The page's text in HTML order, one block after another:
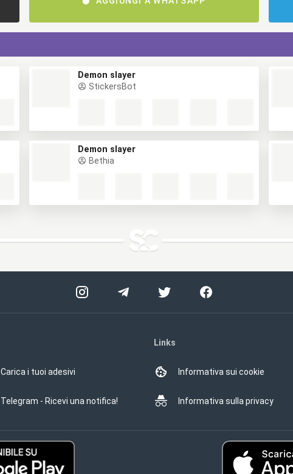
Demon slayer
StickersBot
Demon slayer
Bethia
Carica i tuoi adesivi
Telegram - Ricevi una notifica!
Links
Informativa sui cookie
Informativa sulla privacy